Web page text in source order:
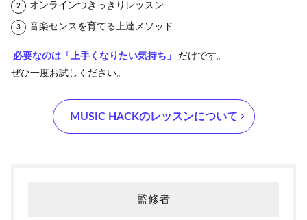
オンラインつきっきりレッスン
音楽センスを育てる上達メソッド
必要なのは「上手くなりたい気持ち」
だけです。
ぜひ一度お試しください。
‪MUSIC HACK‬のレッスンについて
監修者